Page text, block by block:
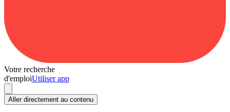
Votre recherche
d'emploiUtiliser app
Aller directement au contenu